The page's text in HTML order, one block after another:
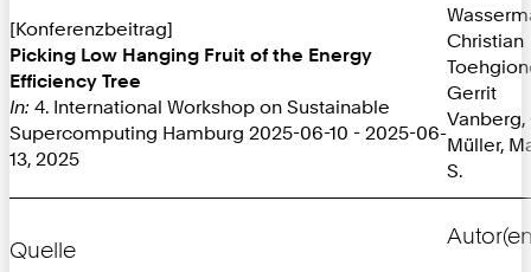
[Konferenzbeitrag]
Picking Low Hanging Fruit of the Energy
Efficiency Tree
In: 4. International Workshop on Sustainable
Supercomputing Hamburg 2025-06-10 - 2025-06-
13, 2025
Christian
Gerrit
Vanberg,
Müller,
S.
Quelle